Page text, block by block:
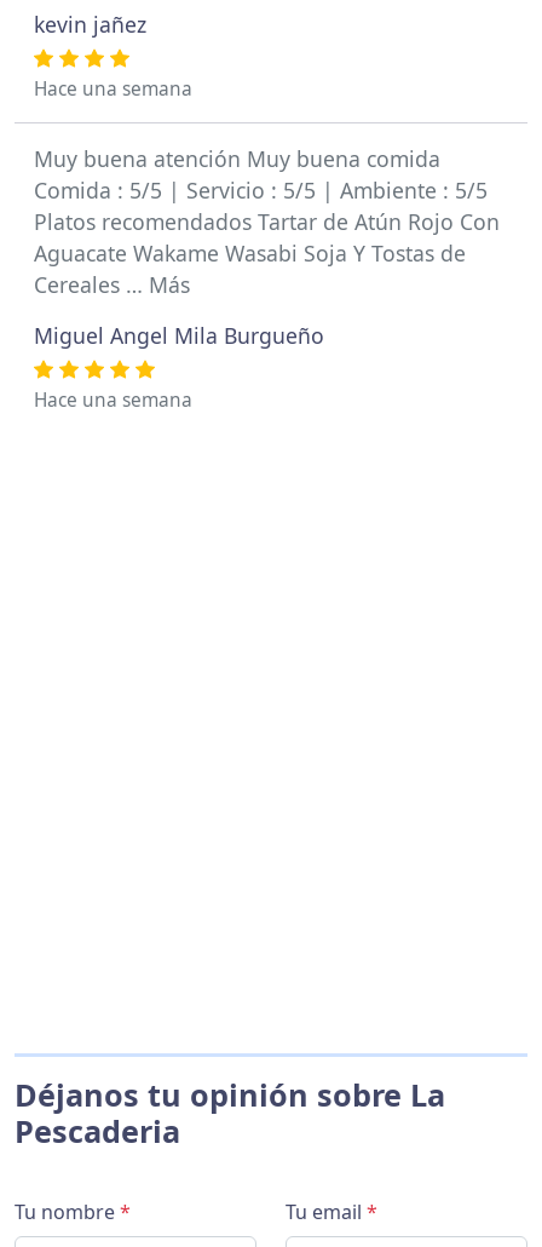
kevin jañez
Hace una semana
Muy buena atención Muy buena comida
Comida : 5/5 | Servicio : 5/5 | Ambiente : 5/5
Platos recomendados Tartar de Atún Rojo Con
Aguacate Wakame Wasabi Soja Y Tostas de
Cereales … Más
Miguel Angel Mila Burgueño
Hace una semana
Déjanos tu opinión sobre La
Pescaderia
Tu nombre* Tu email *